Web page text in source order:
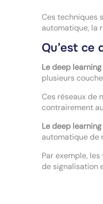
Ces techniques
automatique, la
Qu’est ce
Le deep learning
plusieurs
Ces réseaux de
contrairement
Le deep
automatique de
Par exemple,
de signalisation